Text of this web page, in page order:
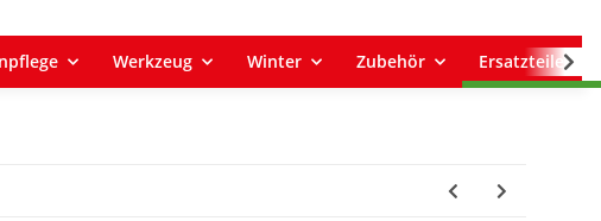
Werkzeug Winter Zubehör Ersatzteile